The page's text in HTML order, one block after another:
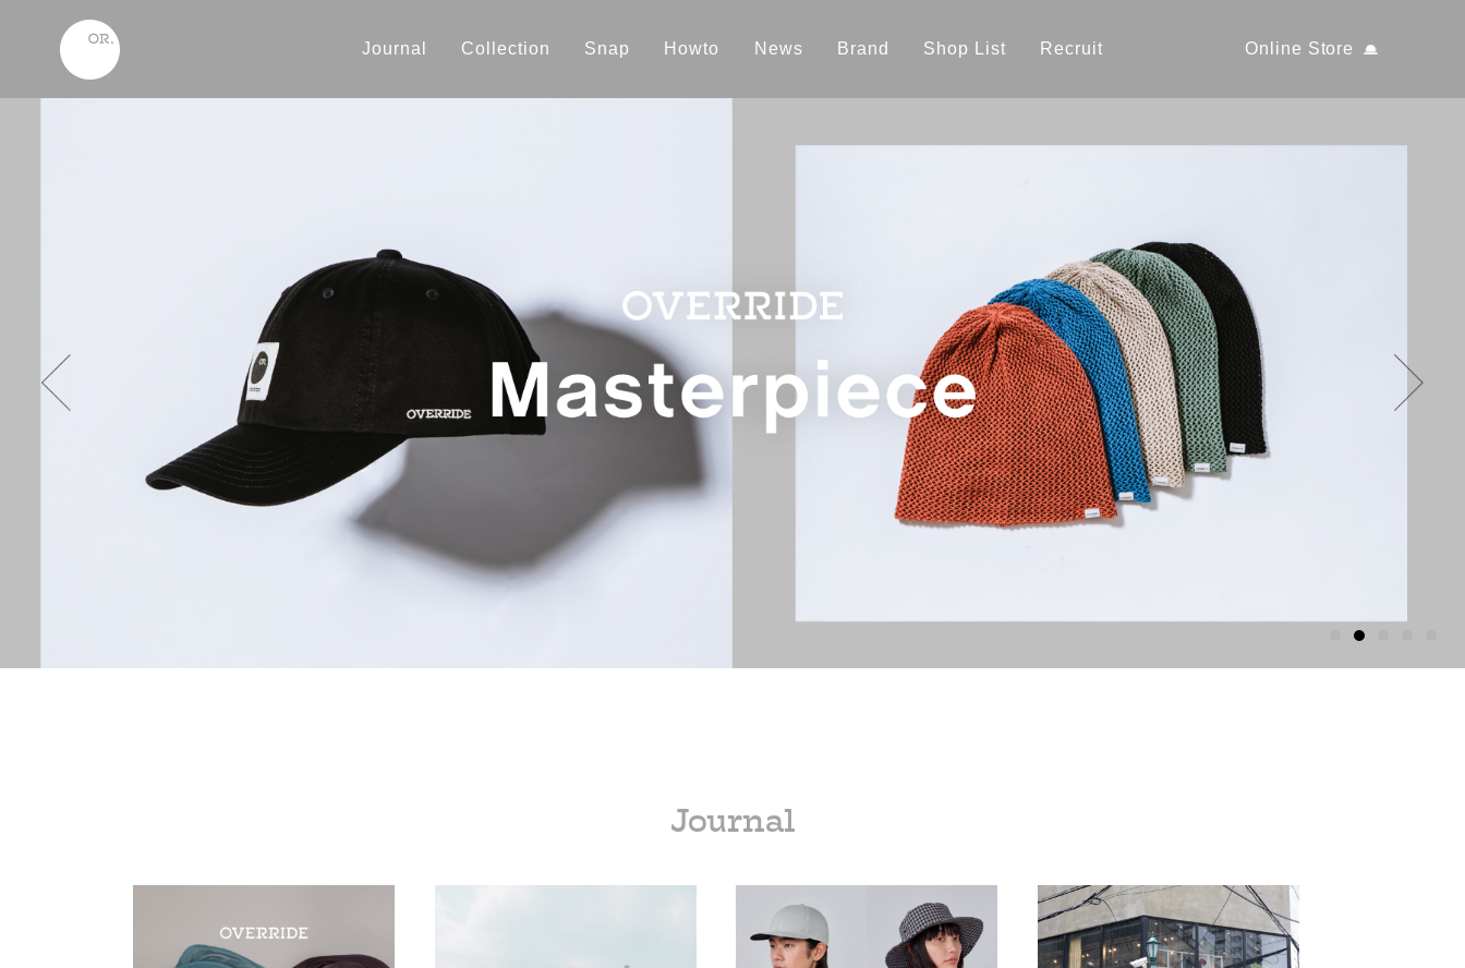
Online Store
Journal Collection Snap Howto News Brand Shop List Recruit
Journal